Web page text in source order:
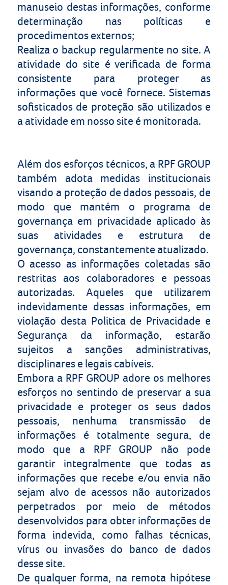
manuseio destas informações, conforme
determinação nas políticas e
procedimentos externos;
Realiza o backup regularmente no site. A
atividade do site é verificada de forma
consistente para proteger as
informações que você fornece. Sistemas
sofisticados de proteção são utilizados e
a atividade em nosso site é monitorada.
Além dos esforços técnicos, a RPF GROUP
também adota medidas institucionais
visando a proteção de dados pessoais, de
modo que mantém o programa de
governança em privacidade aplicado às
suas atividades e estrutura de
governança, constantemente atualizado.
O acesso as informações coletadas são
restritas aos colaboradores e pessoas
autorizadas. Aqueles que utilizarem
indevidamente dessas informações, em
violação desta Politica de Privacidade e
Segurança da informação, estarão
sujeitos a sanções administrativas,
disciplinares e legais cabíveis.
Embora a RPF GROUP adore os melhores
esforços no sentindo de preservar a sua
privacidade e proteger os seus dados
pessoais, nenhuma transmissão de
informações é totalmente segura, de
modo que a RPF GROUP não pode
garantir integralmente que todas as
informações que recebe e/ou envia não
sejam alvo de acessos não autorizados
perpetrados por meio de métodos
desenvolvidos para obter informações de
forma indevida, como falhas técnicas,
vírus ou invasões do banco de dados
desse site.
De qualquer forma, na remota hipótese